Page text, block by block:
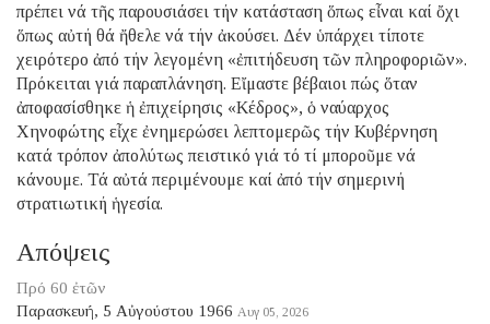
πρέπει νά τῆς παρουσιάσει τήν κατάσταση ὅπως εἶναι καί ὄχι
ὅπως αὐτή θά ἤθελε νά τήν ἀκούσει. Δέν ὑπάρχει τίποτε
χειρότερο ἀπό τήν λεγομένη «ἐπιτήδευση τῶν πληροφοριῶν».
Πρόκειται γιά παραπλάνηση. Εἴμαστε βέβαιοι πώς ὅταν
ἀποφασίσθηκε ἡ ἐπιχείρησις «Κέδρος», ὁ ναύαρχος
Χηνοφώτης εἶχε ἐνημερώσει λεπτομερῶς τήν Κυβέρνηση
κατά τρόπον ἀπολύτως πειστικό γιά τό τί μποροῦμε νά
κάνουμε. Τά αὐτά περιμένουμε καί ἀπό τήν σημερινή
στρατιωτική ἡγεσία.
Απόψεις
Πρό 60 ἐτῶν
Παρασκευή, 5 Αὐγούστου 1966 Αυγ 05, 2026